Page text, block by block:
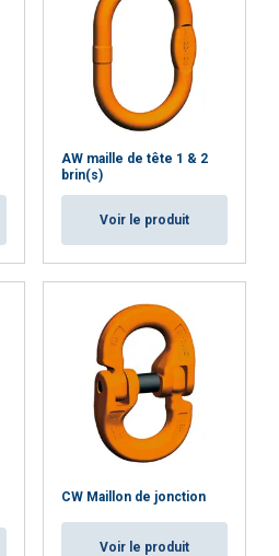
AW maille de tête 1 & 2
brin(s)
Voir le produit
CW Maillon de jonction
Voir le produit